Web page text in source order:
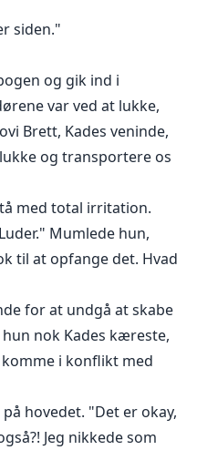
siden."
og gik ind i
var ved at lukke,
Brett, Kades veninde,
og transportere os
med total irritation.
Mumlede hun,
til at opfange det. Hvad
for at undgå at skabe
hun nok Kades kæreste,
i konflikt med
hovedet. "Det er okay,
Jeg nikkede som